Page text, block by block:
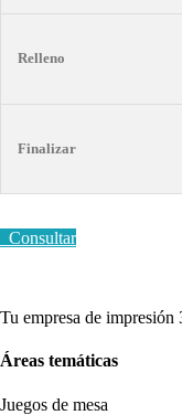
Relleno
Finalizar
Consultar
Tu empresa de
Áreas temáticas
Juegos de mesa